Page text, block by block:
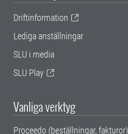
Driftinformation
Lediga anställningar
SLU i media
SLU Play
Vanliga verktyg
Proceedo (beställningar, fakturor)